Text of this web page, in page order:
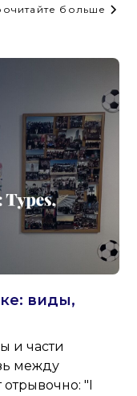
больше
виды,
и части
между
"I